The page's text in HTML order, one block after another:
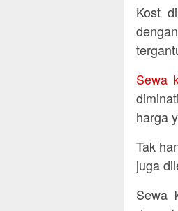
Kost
Sewa
harga
Tak
juga
Sewa